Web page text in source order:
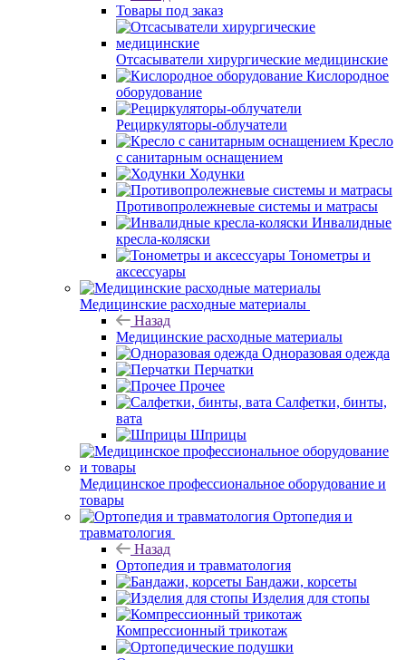
Товары под заказ
Отсасыватели хирургические медицинские
Кислородное
оборудование
Рециркуляторы-облучатели
Кресло
с санитарным оснащением
Ходунки
Противопролежневые системы и матрасы
Инвалидные
кресла-коляски
Тонометры и
аксессуары
Медицинские расходные материалы
Назад
Медицинские расходные материалы
Одноразовая одежда
Перчатки
Прочее
Салфетки, бинты,
вата
Шприцы
Медицинское профессиональное оборудование и
товары
Ортопедия и
травматология
Назад
Ортопедия и травматология
Бандажи, корсеты
Изделия для стопы
Компрессионный трикотаж